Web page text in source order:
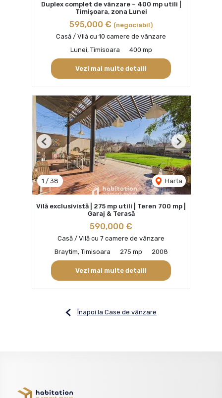
Duplex complet de vânzare – 400 mp utili |
Timișoara, zona Lunei
595,000 € (negociabil)
Casă / Vilă cu 10 camere de vânzare
Lunei, Timisoara
400 mp
Vezi mai multe detalii
1 / 38 Harta
Previous Next
Vilă exclusivistă | 275 mp utili | Teren 700 mp |
Garaj & Terasă
590,000 €
Casă / Vilă cu 7 camere de vânzare
Braytim, Timisoara
275 mp 2008
Vezi mai multe detalii
Înapoi la Case de vânzare